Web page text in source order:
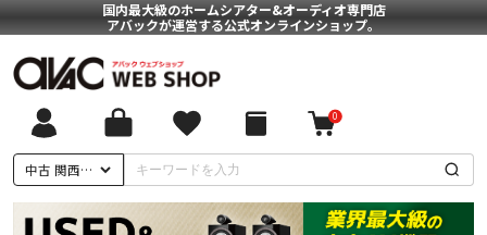
国内最大級のホームシアター&オーディオ専門店
アバックが運営する公式オンラインショップ。
中古 関西web店
0
いて